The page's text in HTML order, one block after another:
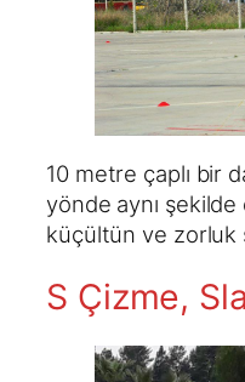
10 metre çaplı bir
yönde aynı şekilde
küçültün ve zorluk
S Çizme,